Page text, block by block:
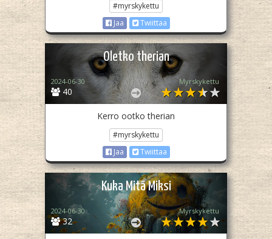
#myrskykettu
Jaa
Twiittaa
Oletko therian
40
2024-06-30 Myrskykettu
Kerro ootko therian
#myrskykettu
Jaa
Twiittaa
Kuka Mitä Miksi
32
2024-06-30 Myrskykettu